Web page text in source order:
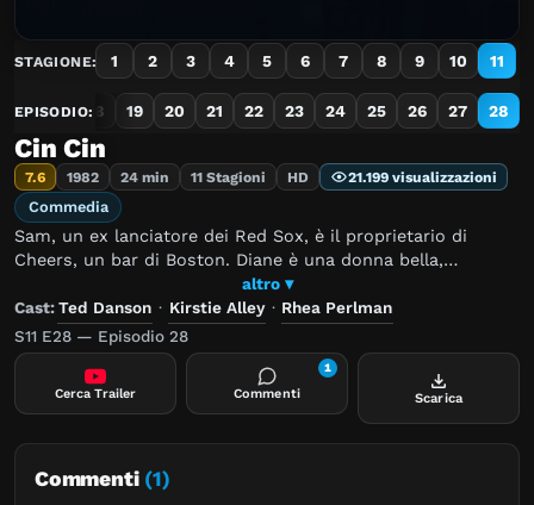
STAGIONE: 1 2 3 4 5 6 7 8 9 10 11
EPISODIO:
16 17 18 19 20 21 22 23 24 25 26 27 28
Cin Cin
7.6 1982 24 min 11 Stagioni HD 21.199 visualizzazioni
Commedia
Sam, un ex lanciatore dei Red Sox, è il proprietario di
Cheers, un bar di Boston. Diane è una donna bella,
intelligente, e un po' snob che si è finita a fare la cameriera
al Cheers dopo che il suo fidanzato l'ha piantata in asso.
Sam e Diane non fanno altro che stuzzicarsi e litigare, ma
ovviamente è solo un pretesto per nascondere i veri
sentimenti che provano.
altro ▾
Cast:Ted Danson · Kirstie Alley· Rhea Perlman
S11 E28 — Episodio 28
Cerca Trailer Commenti
1
Scarica
Commenti (1)